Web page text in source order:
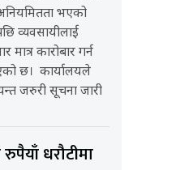
भएको
व्यवसायीलाई
कारोबार गर्न
छ। कार्यालयले
जरुरी सूचना जारी
धरौटीमा